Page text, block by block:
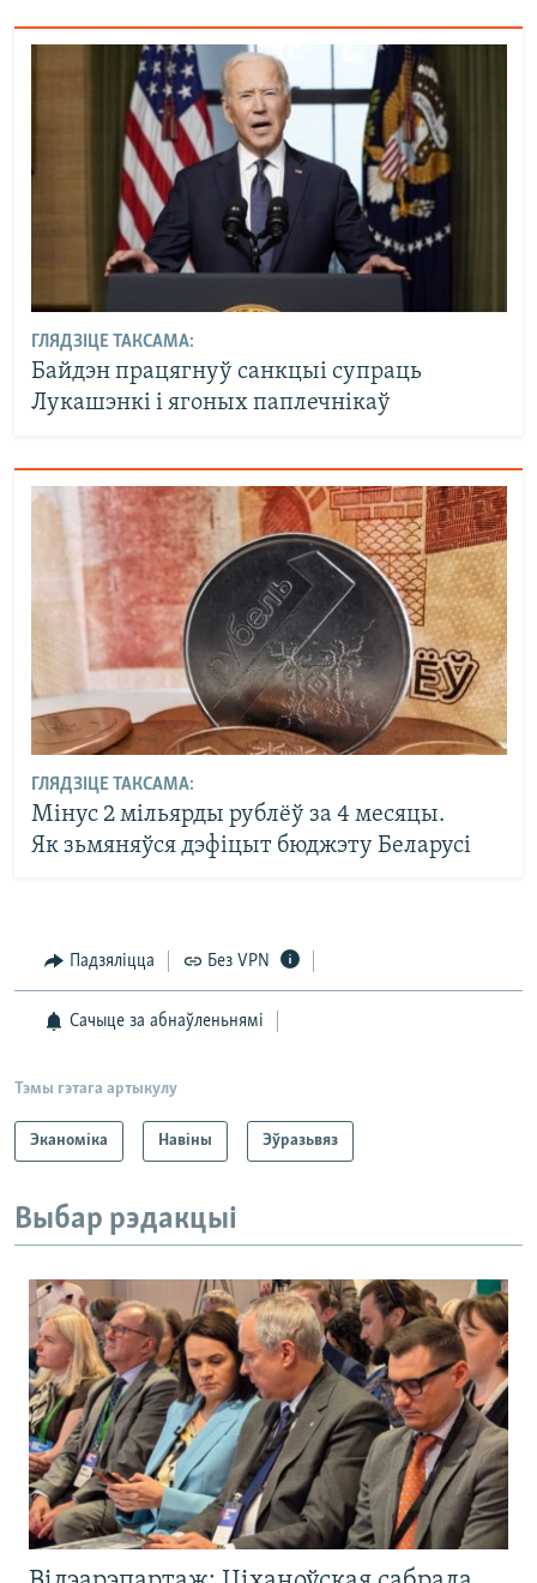
ГЛЯДЗІЦЕ ТАКСАМА:
Байдэн працягнуў санкцыі супраць
Лукашэнкі і ягоных паплечнікаў
ГЛЯДЗІЦЕ ТАКСАМА:
Мінус 2 мільярды рублёў за 4 месяцы.
Як зьмяняўся дэфіцыт бюджэту Беларусі
Падзяліцца Без VPN
Сачыце за абнаўленьнямі
Тэмы гэтага артыкулу
Эканоміка Навіны Эўразьвяз
Выбар рэдакцыі